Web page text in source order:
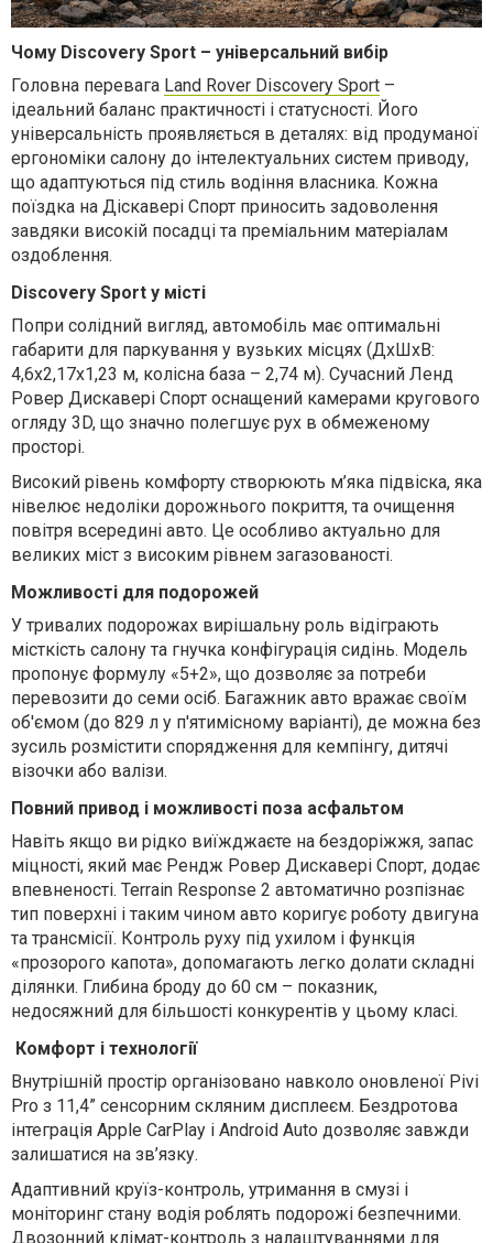
Чому Discovery Sport – універсальний вибір
Головна перевага Land Rover Discovery Sport –
ідеальний баланс практичності і статусності. Його
універсальність проявляється в деталях: від продуманої
ергономіки салону до інтелектуальних систем приводу,
що адаптуються під стиль водіння власника. Кожна
поїздка на Діскавері Спорт приносить задоволення
завдяки високій посадці та преміальним матеріалам
оздоблення.
Discovery Sport у місті
Попри солідний вигляд, автомобіль має оптимальні
габарити для паркування у вузьких місцях (ДхШхВ:
4,6х2,17х1,23 м, колісна база – 2,74 м). Сучасний Ленд
Ровер Дискавері Спорт оснащений камерами кругового
огляду 3D, що значно полегшує рух в обмеженому
просторі.
Високий рівень комфорту створюють м’яка підвіска, яка
нівелює недоліки дорожнього покриття, та очищення
повітря всередині авто. Це особливо актуально для
великих міст з високим рівнем загазованості.
Можливості для подорожей
У тривалих подорожах вирішальну роль відіграють
місткість салону та гнучка конфігурація сидінь. Модель
пропонує формулу «5+2», що дозволяє за потреби
перевозити до семи осіб. Багажник авто вражає своїм
об'ємом (до 829 л у п'ятимісному варіанті), де можна без
зусиль розмістити спорядження для кемпінгу, дитячі
візочки або валізи.
Повний привод і можливості поза асфальтом
Навіть якщо ви рідко виїжджаєте на бездоріжжя, запас
міцності, який має Рендж Ровер Дискавері Спорт, додає
впевненості. Terrain Response 2 автоматично розпізнає
тип поверхні і таким чином авто коригує роботу двигуна
та трансмісії. Контроль руху під ухилом і функція
«прозорого капота», допомагають легко долати складні
ділянки. Глибина броду до 60 см – показник,
недосяжний для більшості конкурентів у цьому класі.
Комфорт і технології
Внутрішній простір організовано навколо оновленої Pivi
Pro з 11,4” сенсорним скляним дисплеєм. Бездротова
інтеграція Apple CarPlay і Android Auto дозволяє завжди
залишатися на зв’язку.
Адаптивний круїз-контроль, утримання в смузі і
моніторинг стану водія роблять подорожі безпечними.
Двозонний клімат-контроль з налаштуваннями для